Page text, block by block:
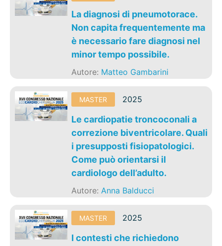
La diagnosi di pneumotorace.
Non capita frequentemente ma
è necessario fare diagnosi nel
minor tempo possibile.
Autore: Matteo Gambarini
MASTER 2025
Le cardiopatie troncoconali a
correzione biventricolare. Quali
i presupposti fisiopatologici.
Come può orientarsi il
cardiologo dell’adulto.
Autore:Anna Balducci
MASTER 2025
I contesti che richiedono